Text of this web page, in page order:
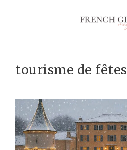
tourisme de fêtes